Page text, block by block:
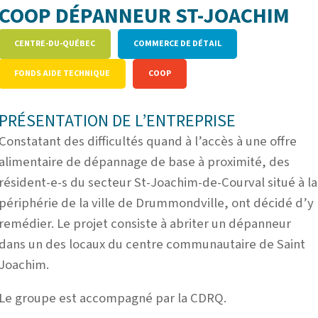
OOP DÉPANNEUR ST-JOACHIM
CENTRE-DU-QUÉBEC COMMERCE DE DÉTAIL
FONDS AIDE TECHNIQUE COOP
DE L’ENTREPRISE
des difficultés quand à l’accès à une offre
de dépannage de base à proximité, des
e-s du secteur St-Joachim-de-Courval situé à la
de la ville de Drummondville, ont décidé d’y
Le projet consiste à abriter un dépanneur
un des locaux du centre communautaire de Saint
groupe est accompagné par la CDRQ.